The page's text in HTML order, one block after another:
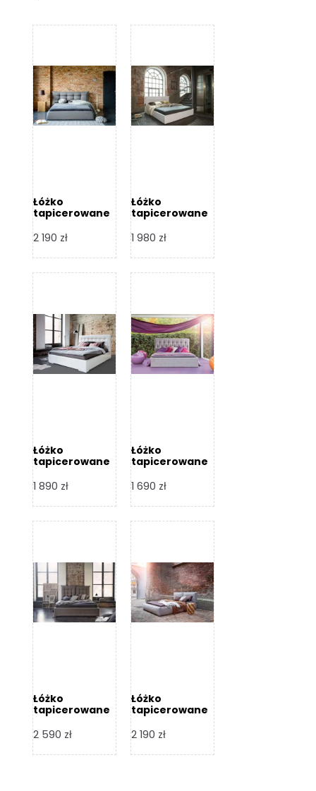
Łóżko
tapicerowane
Design
2 190 zł
Łóżko
tapicerowane
Design
1 980 zł
Łóżko
tapicerowane
Design
1 890 zł
Łóżko
tapicerowane
Design
1 690 zł
Łóżko
tapicerowane
Design
2 590 zł
Łóżko
tapicerowane
Design
2 190 zł